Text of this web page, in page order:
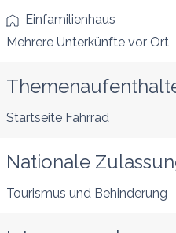
Einfamilienhaus
Mehrere Unterkünfte vor Ort
Startseite Fahrrad
Nationale
Tourismus und Behinderung